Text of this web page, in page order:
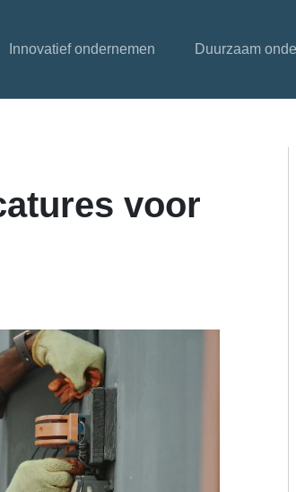
Innovatief ondernemen Duurzaam
voor